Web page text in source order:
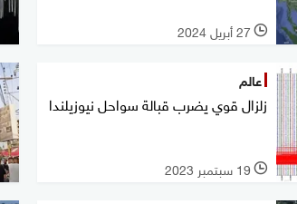
l 27 أبريل 2024
عالم
زلزال قوي يضرب قبالة سواحل نيوزيلندا
l 19 سبتمبر 2023